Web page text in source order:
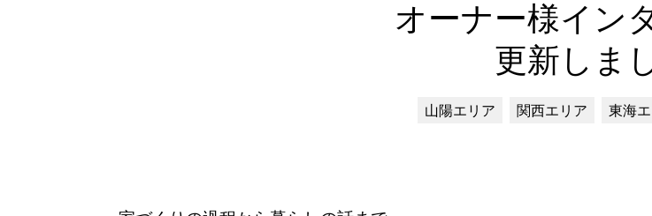
オーナー様イン
更新しま
山陽エリア 関西エリア 東海